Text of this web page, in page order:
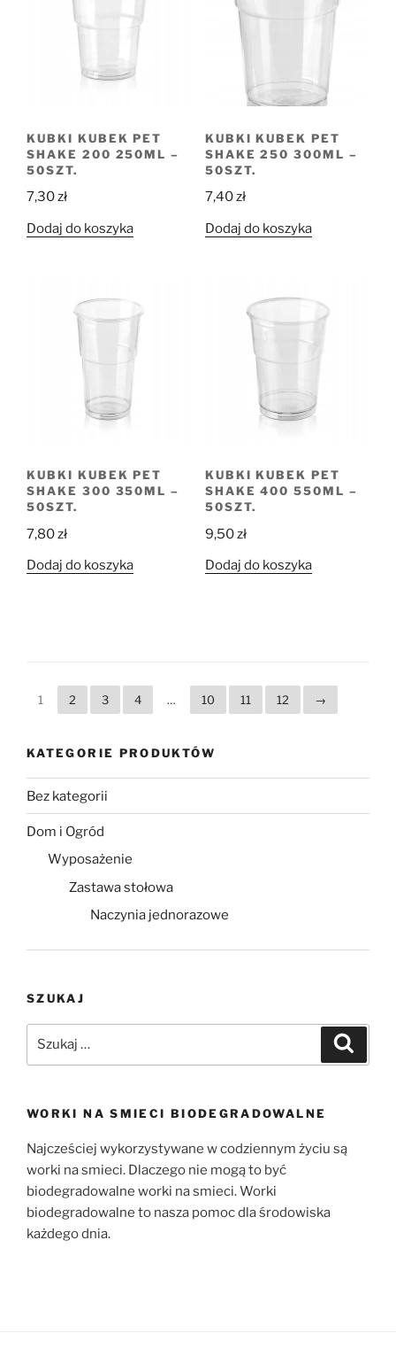
KUBKI KUBEK PET
SHAKE 200 250ML –
50SZT.
7,30zł
Dodaj do koszyka
KUBKI KUBEK PET
SHAKE 250 300ML –
50SZT.
7,40zł
Dodaj do koszyka
KUBKI KUBEK PET
SHAKE 300 350ML –
50SZT.
7,80zł
Dodaj do koszyka
KUBKI KUBEK PET
SHAKE 400 550ML –
50SZT.
9,50zł
Dodaj do koszyka
1 2 3 4 … 10 11 12 →
KATEGORIE PRODUKTÓW
Bez kategorii
Dom i Ogród
Wyposażenie
Zastawa stołowa
Naczynia jednorazowe
SZUKAJ
WORKI NA SMIECI BIODEGRADOWALNE
Najcześciej wykorzystywane w codziennym życiu są
worki na smieci. Dlaczego nie mogą to być
biodegradowalne worki na smieci. Worki
biodegradowalne to nasza pomoc dla środowiska
każdego dnia.